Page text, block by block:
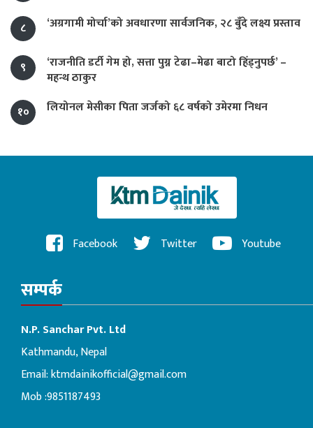
८ ‘अग्रगामी मोर्चा’को अवधारणा सार्वजनिक, २८ बुँदे लक्ष्य प्रस्ताव
९
‘राजनीति डर्टी गेम हो, सत्ता पुग्न टेढा–मेढा बाटो हिँड्नुपर्छ’ –
महन्थ ठाकुर
१०
लियोनल मेसीका पिता जर्जको ६८ वर्षको उमेरमा निधन
Facebook Twitter Youtube
सम्पर्क
N.P. Sanchar Pvt. Ltd
Kathmandu, Nepal
Email:ktmdainikofficial@gmail.com
Mob :9851187493